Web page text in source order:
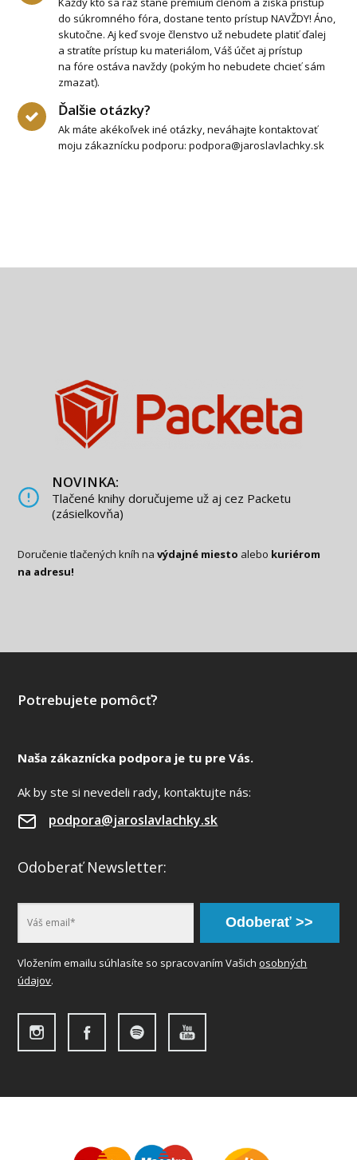
do súkromného fóra, dostane tento prístup NAVŽDY! Áno,
skutočne. Aj keď svoje členstvo už nebudete platiť ďalej
a stratíte prístup ku materiálom, Váš účet aj prístup
na fóre ostáva navždy (pokým ho nebudete chcieť sám
zmazať).
Ďalšie otázky?
Ak máte akékoľvek iné otázky, neváhajte kontaktovať
moju zákaznícku podporu: podpora@jaroslavlachky.sk
NOVINKA:
Tlačené knihy doručujeme už aj cez Packetu
(zásielkovňa)
Doručenie tlačených kníh navýdajné miesto alebo kuriérom
na adresu!
Potrebujete pomôcť?
Naša zákaznícka podpora je tu pre Vás.
Ak by ste si nevedeli rady, kontaktujte nás:
podpora@jaroslavlachky.sk
Odoberať Newsletter:
Odoberať >>
Vložením emailu súhlasíte so spracovaním Vašich osobných
údajov.